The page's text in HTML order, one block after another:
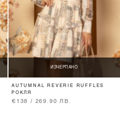
ИЗЧЕРПАНО
AUTUMNAL REVERIE RUFFLES
РОКЛЯ
€138 / 269.90 ЛВ.